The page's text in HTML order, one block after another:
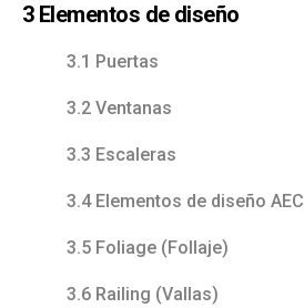
3 Elementos de diseño
3.1 Puertas
3.2 Ventanas
3.3 Escaleras
3.4 Elementos de diseño AEC
3.5 Foliage (Follaje)
3.6 Railing (Vallas)